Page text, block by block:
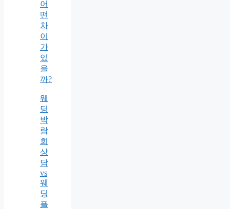
어
떤
차
이
가
있
을
까?
웨
딩
박
람
회
상
담
vs
웨
딩
플